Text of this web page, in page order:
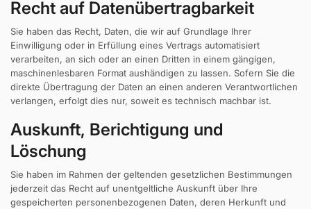
Recht auf Daten­übertrag­barkeit
Sie haben das Recht, Daten, die wir auf Grundlage Ihrer
Einwilligung oder in Erfüllung eines Vertrags automatisiert
verarbeiten, an sich oder an einen Dritten in einem gängigen,
maschinenlesbaren Format aushändigen zu lassen. Sofern Sie die
direkte Übertragung der Daten an einen anderen Verantwortlichen
verlangen, erfolgt dies nur, soweit es technisch machbar ist.
Auskunft, Berichtigung und
Löschung
Sie haben im Rahmen der geltenden gesetzlichen Bestimmungen
jederzeit das Recht auf unentgeltliche Auskunft über Ihre
gespeicherten personenbezogenen Daten, deren Herkunft und